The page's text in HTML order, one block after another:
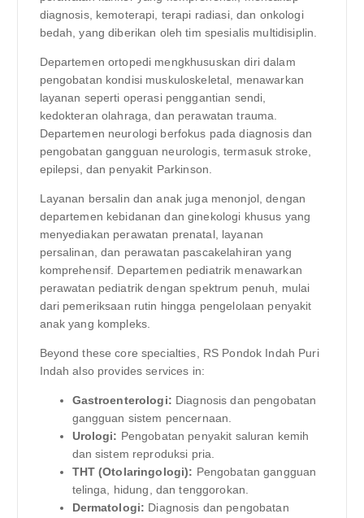
diagnosis, kemoterapi, terapi radiasi, dan onkologi
bedah, yang diberikan oleh tim spesialis multidisiplin.
Departemen ortopedi mengkhususkan diri dalam
pengobatan kondisi muskuloskeletal, menawarkan
layanan seperti operasi penggantian sendi,
kedokteran olahraga, dan perawatan trauma.
Departemen neurologi berfokus pada diagnosis dan
pengobatan gangguan neurologis, termasuk stroke,
epilepsi, dan penyakit Parkinson.
Layanan bersalin dan anak juga menonjol, dengan
departemen kebidanan dan ginekologi khusus yang
menyediakan perawatan prenatal, layanan
persalinan, dan perawatan pascakelahiran yang
komprehensif. Departemen pediatrik menawarkan
perawatan pediatrik dengan spektrum penuh, mulai
dari pemeriksaan rutin hingga pengelolaan penyakit
anak yang kompleks.
Beyond these core specialties, RS Pondok Indah Puri
Indah also provides services in:
Gastroenterologi: Diagnosis dan pengobatan
gangguan sistem pencernaan.
Urologi: Pengobatan penyakit saluran kemih
dan sistem reproduksi pria.
THT (Otolaringologi): Pengobatan gangguan
telinga, hidung, dan tenggorokan.
Dermatologi: Diagnosis dan pengobatan